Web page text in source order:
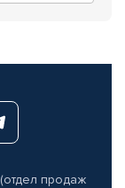
продаж